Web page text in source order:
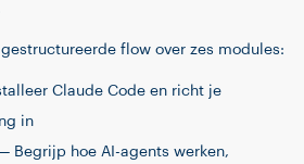
flow over zes modules:
Claude Code en richt je
in
Begrijp hoe AI-agents werken,